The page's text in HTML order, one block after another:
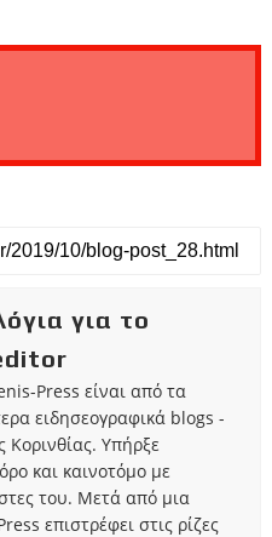
για το
Press είναι από τα
ειδησεογραφικά blogs -
Κορινθίας. Υπήρξε
και καινοτόμο με
του. Μετά από μια
επιστρέφει στις ρίζες